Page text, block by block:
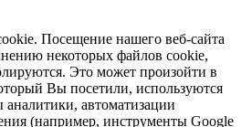
Посещение нашего веб-сайта
некоторых файлов cookie,
Это может произойти в
Вы посетили, используются
автоматизации
(например, инструменты Google